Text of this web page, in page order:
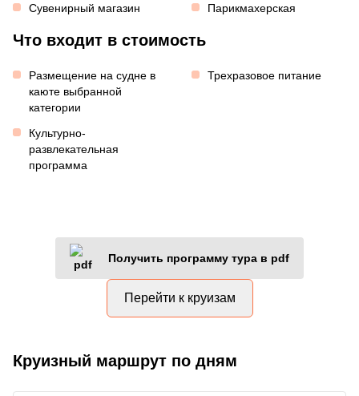
Сувенирный магазин
Парикмахерская
Что входит в стоимость
Размещение на судне в
каюте выбранной
категории
Трехразовое питание
Культурно-
развлекательная
программа
Получить программу тура в pdf
Перейти к круизам
Круизный маршрут по дням